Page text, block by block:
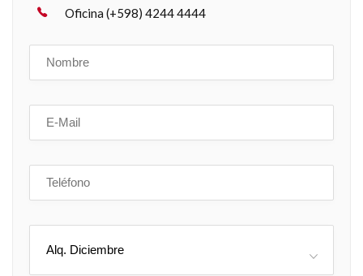
Oficina (+598) 4244 4444
Alq. Diciembre